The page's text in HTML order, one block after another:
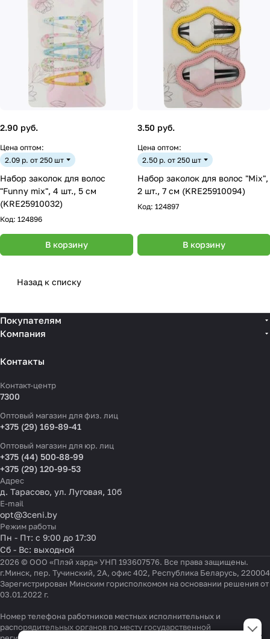
2.90 руб.
Цена оптом:
2.09 р. от 250 шт
Набор заколок для волос
"Funny mix", 4 шт., 5 см
(KRE25910032)
Код: 124896
В корзину
3.50 руб.
Цена оптом:
2.50 р. от 250 шт
Набор заколок для волос "Mix",
2 шт., 7 см (KRE25910094)
Код: 124897
В корзину
Назад к списку
Покупателям
Компания
Контакты
Контакт-центр
7300
Оптовый магазин для физ. лиц
+375 (29) 169-89-41
Оптовый магазин для юр. лиц
+375 (44) 500-88-99
+375 (29) 120-99-53
Адрес
д. Тарасово, ул. Луговая, 10б
E-mail
opt@3ceni.by
Режим работы
Пн - Пт: с 9:00 до 17:30
Сб - Вс: выходной
2026 © ООО «Плэй хард» УНП 193607576. Все права защищены.
г.Минск, пер. Тучинский, 2А, офис 402, Республика Беларусь, 220004
Зарегистрирован Минским горисполкомом на основании решения от
03.01.2022 г.
Номер телефона работников местных исполнительных и
распорядительных органов по месту государственной
Настройки файлов cookie